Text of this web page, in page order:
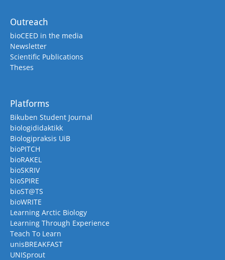
Outreach
bioCEED in the media
Newsletter
Scientific Publications
Theses
Platforms
Bikuben Student Journal
biologididaktikk
Biologipraksis UiB
bioPITCH
bioRAKEL
bioSKRIV
bioSPIRE
bioST@TS
bioWRITE
Learning Arctic Biology
Learning Through Experience
Teach To Learn
unisBREAKFAST
UNISprout